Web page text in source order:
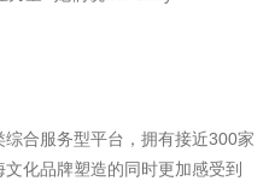
综合服务型平台，拥有接近300家
化品牌塑造的同时更加感受到